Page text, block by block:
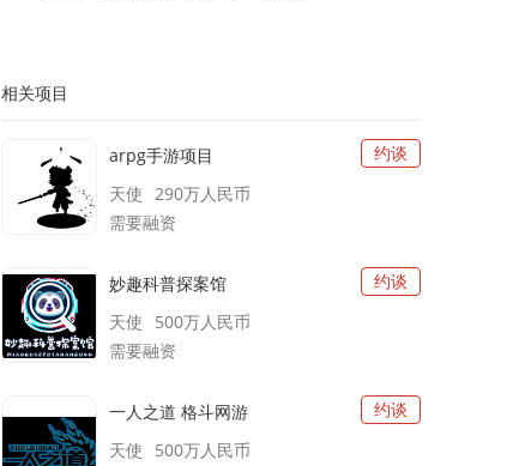
相关项目
arpg手游项目
天使 290万人民币
需要融资
约谈
妙趣科普探案馆
天使
500万人民币
需要融资
约谈
一人之道 格斗网游
天使
500万人民币
约谈